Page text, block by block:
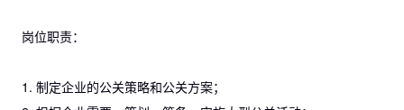
岗位职责：
1. 制定企业的公关策略和公关方案；